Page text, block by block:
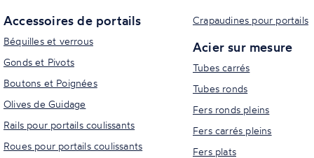
Accessoires de portails
Béquilles et verrous
Gonds et Pivots
Boutons et Poignées
Olives de Guidage
Rails pour portails coulissants
Roues pour portails coulissants
Crapaudines pour portails
Acier sur mesure
Tubes carrés
Tubes ronds
Fers ronds pleins
Fers carrés pleins
Fers plats